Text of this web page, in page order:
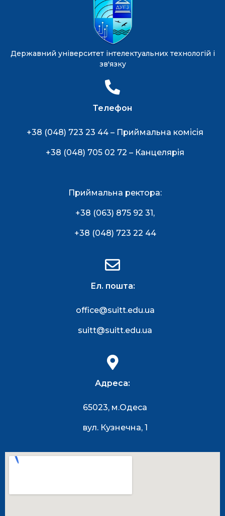
Державний університет інтелектуальних технологій і
зв'язку
Телефон
+38 (048) 723 23 44 – Приймальна комісія
+38 (048) 705 02 72 – Канцелярія
Приймальна ректора:
+38 (063) 875 92 31,
+38 (048) 723 22 44
Ел. пошта:
office@suitt.edu.ua
suitt@suitt.edu.ua
Адреса:
65023, м.Одеса
вул. Кузнечна, 1